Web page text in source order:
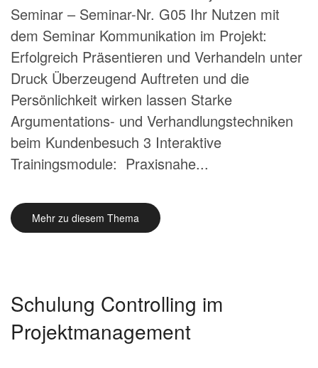
Seminar – Seminar-Nr. G05 Ihr Nutzen mit
dem Seminar Kommunikation im Projekt:
Erfolgreich Präsentieren und Verhandeln unter
Druck Überzeugend Auftreten und die
Persönlichkeit wirken lassen Starke
Argumentations- und Verhandlungstechniken
beim Kundenbesuch 3 Interaktive
Trainingsmodule: Praxisnahe...
Mehr zu diesem Thema
Schulung Controlling im
Projektmanagement